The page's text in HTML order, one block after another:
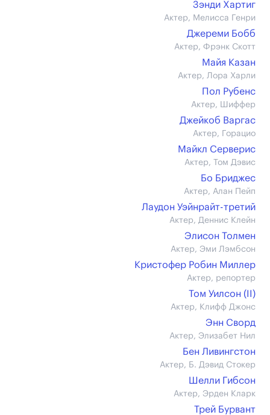
Зэнди Хартиг
Актер, Мелисса Генри
Джереми Бобб
Актер, Фрэнк Скотт
Майя Казан
Актер, Лора Харли
Пол Рубенс
Актер, Шиффер
Джейкоб Варгас
Актер, Горацио
Майкл Серверис
Актер, Том Дэвис
Бо Бриджес
Актер, Алан Пейп
Лаудон Уэйнрайт-третий
Актер, Деннис Клейн
Элисон Толмен
Актер, Эми Лэмбсон
Кристофер Робин Миллер
Актер, репортер
Том Уилсон (II)
Актер, Клифф Джонс
Энн Сворд
Актер, Элизабет Нил
Бен Ливингстон
Актер, Б. Дэвид Стокер
Шелли Гибсон
Актер, Эрден Кларк
Трей Бурвант